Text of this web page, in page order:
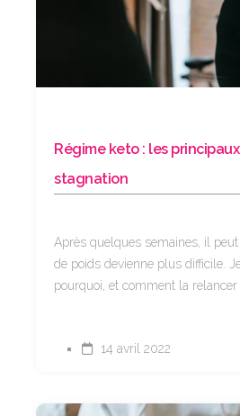
Régime keto : les
stagnation
Après quelques semaines, il
de poids devienne plus difficile.
pourquoi, et comment la relancer
14 avril 2022